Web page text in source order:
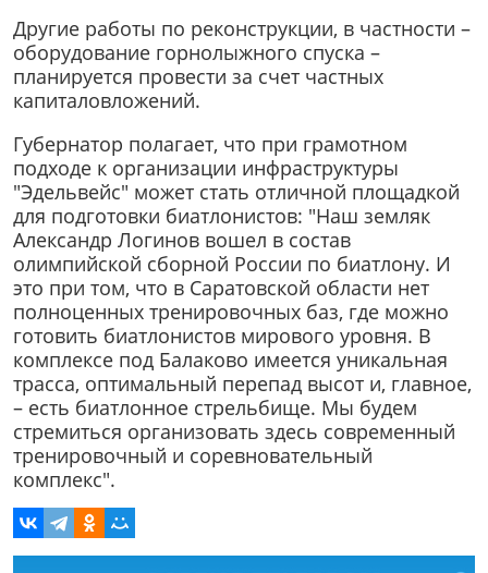
Другие работы по реконструкции, в частности –
оборудование горнолыжного спуска –
планируется провести за счет частных
капиталовложений.
Губернатор полагает, что при грамотном
подходе к организации инфраструктуры
"Эдельвейс" может стать отличной площадкой
для подготовки биатлонистов: "Наш земляк
Александр Логинов вошел в состав
олимпийской сборной России по биатлону. И
это при том, что в Саратовской области нет
полноценных тренировочных баз, где можно
готовить биатлонистов мирового уровня. В
комплексе под Балаково имеется уникальная
трасса, оптимальный перепад высот и, главное,
– есть биатлонное стрельбище. Мы будем
стремиться организовать здесь современный
тренировочный и соревновательный
комплекс".